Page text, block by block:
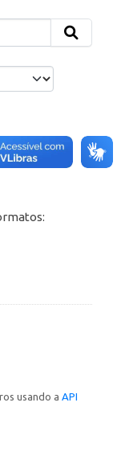
usando a API